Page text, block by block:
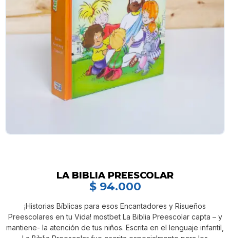
LA BIBLIA PREESCOLAR
$94.000
¡Historias Bíblicas para esos Encantadores y Risueños
Preescolares en tu Vida! mostbet La Biblia Preescolar capta – y
mantiene- la atención de tus niños. Escrita en el lenguaje infantil,